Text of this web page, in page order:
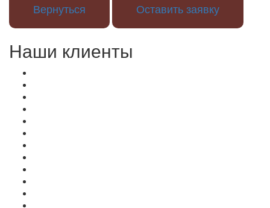
Вернуться Оставить заявку
Наши клиенты